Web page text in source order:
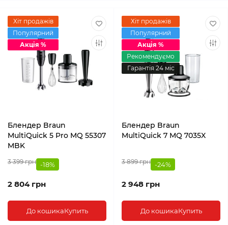
Хіт продажів
Популярний
Акція %
Блендер Braun
MultiQuick 5 Pro MQ 55307
MBK
3 399 грн -18%
2 804 грн
До кошикаКупить
Хіт продажів
Популярний
Акція %
Рекомендуємо
Гарантія 24 міс
Блендер Braun
MultiQuick 7 MQ 7035X
3 899 грн -24%
2 948 грн
До кошикаКупить